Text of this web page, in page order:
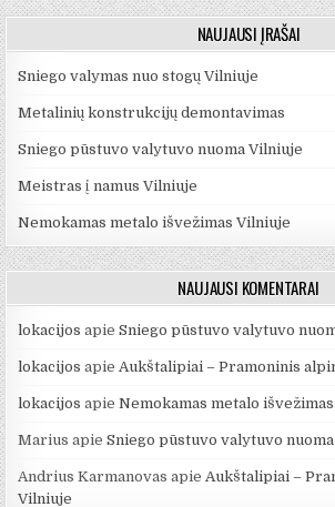
NAUJAUSI ĮRAŠAI
Sniego valymas nuo stogų Vilniuje
Metalinių konstrukcijų demontavimas
Sniego pūstuvo valytuvo nuoma Vilniuje
Meistras į namus Vilniuje
Nemokamas metalo išvežimas Vilniuje
NAUJAUSI KOMENTARAI
lokacijos apieSniego pūstuvo valytuvo
lokacijos apieAukštalipiai – Pramoninis
lokacijos apieNemokamas metalo
Marius apieSniego pūstuvo valytuvo
Andrius Karmanovas apieAukštalipiai –
Vilniuje